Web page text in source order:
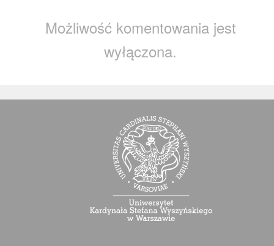
Możliwość komentowania jest
wyłączona.